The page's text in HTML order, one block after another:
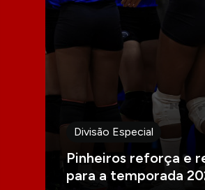
Divisão Especial
Pinheiros reforça e
para a temporada